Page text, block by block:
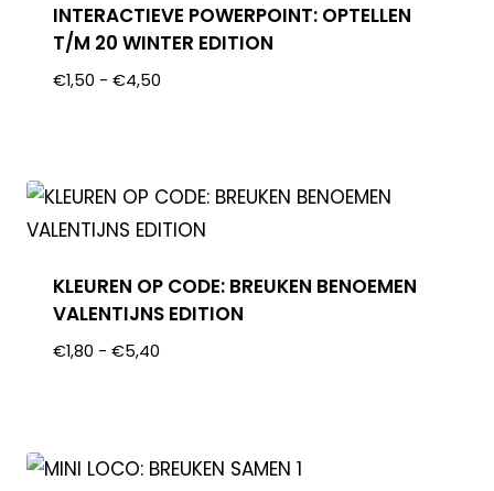
INTERACTIEVE POWERPOINT: OPTELLEN
T/M 20 WINTER EDITION
€1,50 - €4,50
KLEUREN OP CODE: BREUKEN BENOEMEN
VALENTIJNS EDITION
€1,80 - €5,40